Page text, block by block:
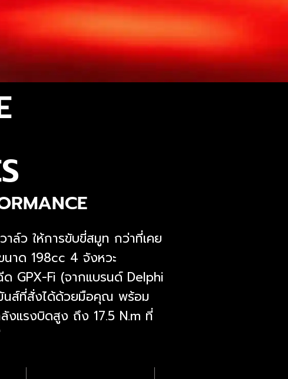
ล์ว ให้การขับขี่สมูท กว่าที่เคย
าด 198cc 4 จังหวะ
ด GPX-Fi (จากแบรนด์ Delphi
นส์ที่สั่งได้ด้วยมือคุณ พร้อม
งแรงบิดสูง ถึง 17.5 N.m ที่